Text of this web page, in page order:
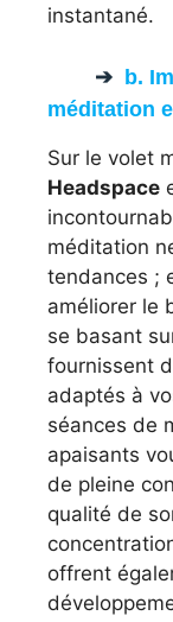
instantané.
b.
méditation
Sur le volet
Headspace
méditation
tendances ;
améliorer le
se basant
fournissent
adaptés à
séances de
apaisants
de pleine
qualité de
offrent